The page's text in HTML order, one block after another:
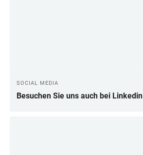
SOCIAL MEDIA
Besuchen Sie uns auch bei Linkedin